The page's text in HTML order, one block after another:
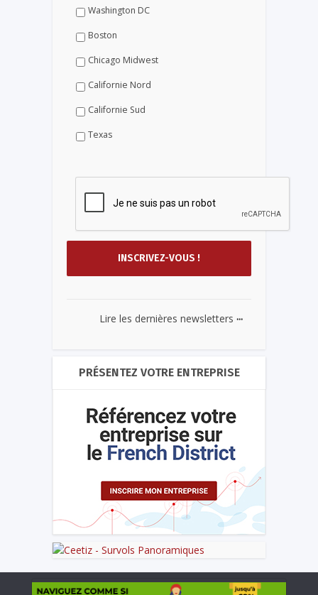
Washington DC
Boston
Chicago Midwest
Californie Nord
Californie Sud
Texas
Lire les dernières newsletters ...
PRÉSENTEZ VOTRE ENTREPRISE